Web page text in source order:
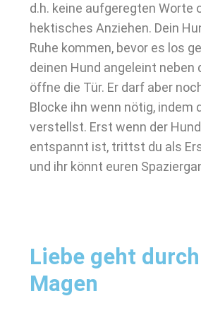
d.h. keine aufgeregten Worte
hektisches Anziehen. Dein
Ruhe kommen, bevor es los
deinen Hund angeleint neben
öffne die Tür. Er darf aber
Blocke ihn wenn nötig, indem
verstellst. Erst wenn der
entspannt ist, trittst du als
und ihr könnt euren
Liebe geht
Magen